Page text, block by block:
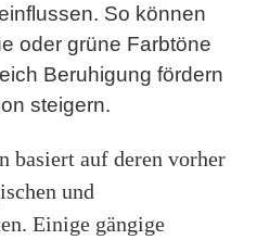
So können
oder grüne Farbtöne
Beruhigung fördern
steigern.
basiert auf deren vorher
und
Einige gängige